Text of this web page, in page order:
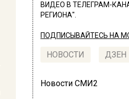
ВИДЕО В ТЕЛЕГРАМ-
РЕГИОНА".
ПОДПИСЫВАЙТЕСЬ НА
НОВОСТИ ДЗЕН
Новости СМИ2